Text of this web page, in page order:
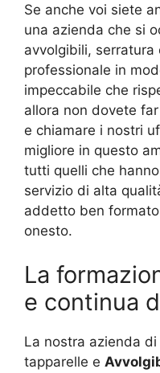
Se anche voi siete
una azienda che si
avvolgibili, serratura
professionale in
impeccabile che
allora non dovete
e chiamare i nostri
migliore in questo
tutti quelli che
servizio di alta
addetto ben
onesto.
La
e continua
La nostra azienda
tapparelle e